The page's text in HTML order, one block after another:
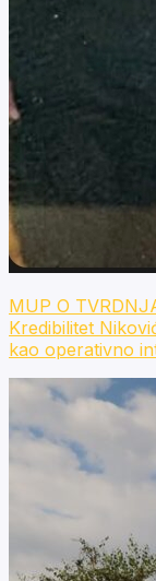
MUP O
Kredibilitet
kao operativno